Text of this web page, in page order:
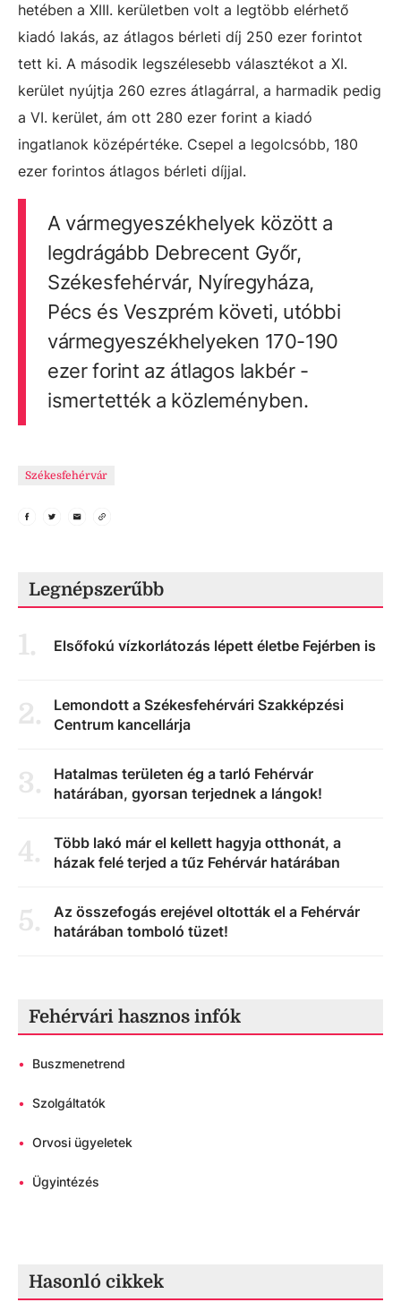
hetében a XIII. kerületben volt a legtöbb elérhető
kiadó lakás, az átlagos bérleti díj 250 ezer forintot
tett ki. A második legszélesebb választékot a XI.
kerület nyújtja 260 ezres átlagárral, a harmadik pedig
a VI. kerület, ám ott 280 ezer forint a kiadó
ingatlanok középértéke. Csepel a legolcsóbb, 180
ezer forintos átlagos bérleti díjjal.
A vármegyeszékhelyek között a
legdrágább Debrecent Győr,
Székesfehérvár, Nyíregyháza,
Pécs és Veszprém követi, utóbbi
vármegyeszékhelyeken 170-190
ezer forint az átlagos lakbér -
ismertették a közleményben.
Székesfehérvár
Legnépszerűbb
1. Elsőfokú vízkorlátozás lépett életbe Fejérben is
2.
Lemondott a Székesfehérvári Szakképzési
Centrum kancellárja
3.
Hatalmas területen ég a tarló Fehérvár
határában, gyorsan terjednek a lángok!
4.
Több lakó már el kellett hagyja otthonát, a
házak felé terjed a tűz Fehérvár határában
5.
Az összefogás erejével oltották el a Fehérvár
határában tomboló tüzet!
Fehérvári hasznos infók
• Buszmenetrend
• Szolgáltatók
• Orvosi ügyeletek
• Ügyintézés
Hasonló cikkek